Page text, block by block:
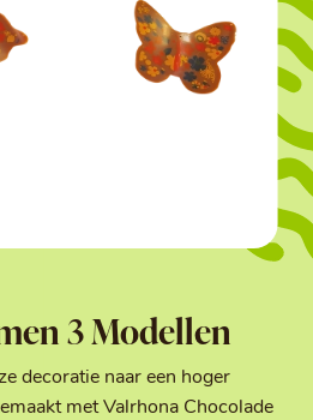
3 Modellen
decoratie naar een hoger
met Valrhona Chocolade